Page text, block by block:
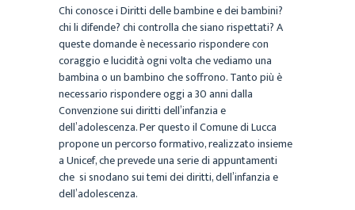
Chi conosce i Diritti delle bambine e dei bambini?
chi li difende? chi controlla che siano rispettati? A
queste domande è necessario rispondere con
coraggio e lucidità ogni volta che vediamo una
bambina o un bambino che soffrono. Tanto più è
necessario rispondere oggi a 30 anni dalla
Convenzione sui diritti dell’infanzia e
dell’adolescenza. Per questo il Comune di Lucca
propone un percorso formativo, realizzato insieme
a Unicef, che prevede una serie di appuntamenti
che si snodano sui temi dei diritti, dell’infanzia e
dell’adolescenza.